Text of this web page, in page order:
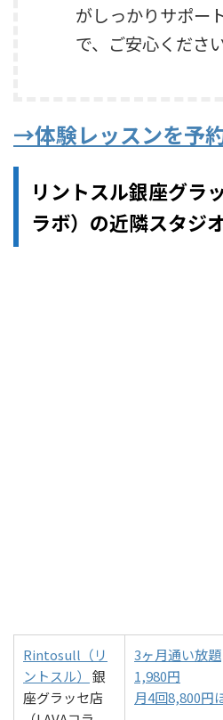
がしっかりサポー
で、ご安心ください
→体験レッスンを予
リントスル銀座グラ
ラボ）の近隣スタジ
Rintosull（リ
ントスル）
銀
座グラッセ店
3ヶ月通い放題
1,980円
月4回8,800円